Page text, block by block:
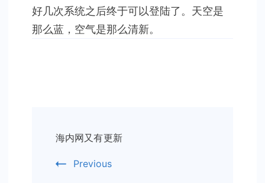
好几次系统之后终于可以登陆了。天空是
那么蓝，空气是那么清新。
Navigation
海内网又有更新
Previous